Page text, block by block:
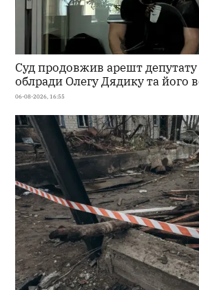
Суд продовжив арешт депутату
облради Олегу Дядику та його
06-08-2026, 16:55